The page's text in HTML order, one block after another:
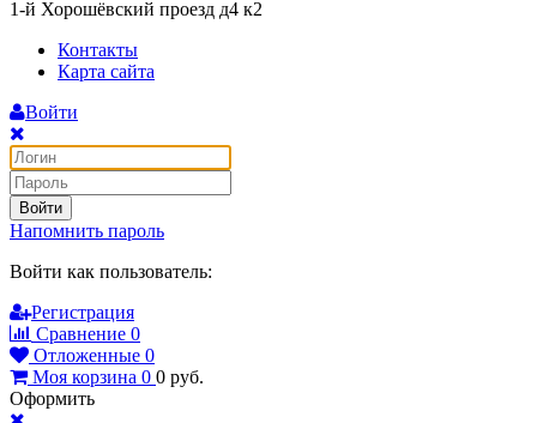
1-й Хорошёвский проезд д4 к2
Контакты
Карта сайта
Войти
Войти
Напомнить пароль
Войти как пользователь:
Регистрация
Сравнение 0
Отложенные 0
Моя корзина 0 0 руб.
Оформить